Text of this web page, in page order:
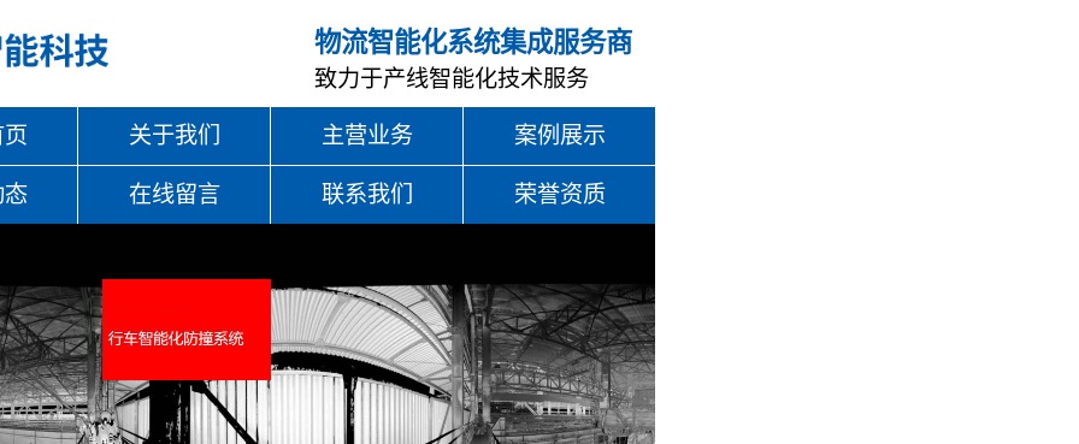
物流智能化系统集成服务商
致力于产线智能化技术服务
关于我们 主营业务 案例展示
在线留言 联系我们 荣誉资质